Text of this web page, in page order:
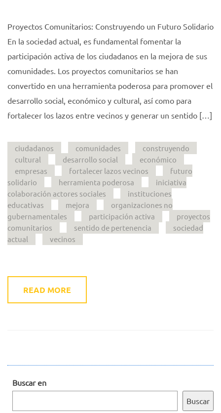
Proyectos Comunitarios: Construyendo un Futuro Solidario
En la sociedad actual, es fundamental fomentar la
participación activa de los ciudadanos en la mejora de sus
comunidades. Los proyectos comunitarios se han
convertido en una herramienta poderosa para promover el
desarrollo social, económico y cultural, así como para
fortalecer los lazos entre vecinos y generar un sentido […]
ciudadanos comunidades
construyendo
cultural
desarrollo social
económico
empresas
fortalecer lazos vecinos
futuro
solidario
herramienta poderosa
iniciativa
colaboración actores sociales
instituciones
educativas
mejora
organizaciones no
gubernamentales
participación activa
proyectos
comunitarios
sentido de pertenencia
sociedad
actual
vecinos
READ MORE
Buscar en
Buscar